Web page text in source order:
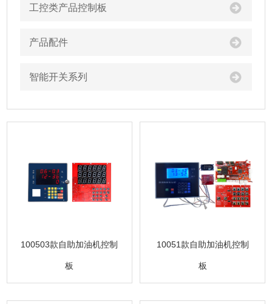
工控类产品控制板
产品配件
智能开关系列
100503款自助加油机控制
板
10051款自助加油机控制
板